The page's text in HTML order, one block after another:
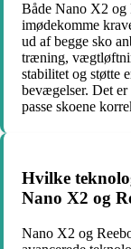
Både Nano X2 og
imødekomme
ud af begge sko
træning,
stabilitet og støtte
bevægelser. Det
passe skoene
Hvilke
Nano X2 og
Nano X2 og